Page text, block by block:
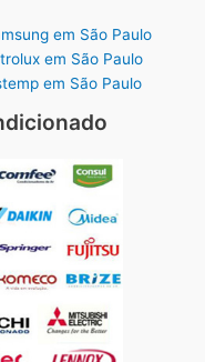
em São Paulo
em São Paulo
em São Paulo